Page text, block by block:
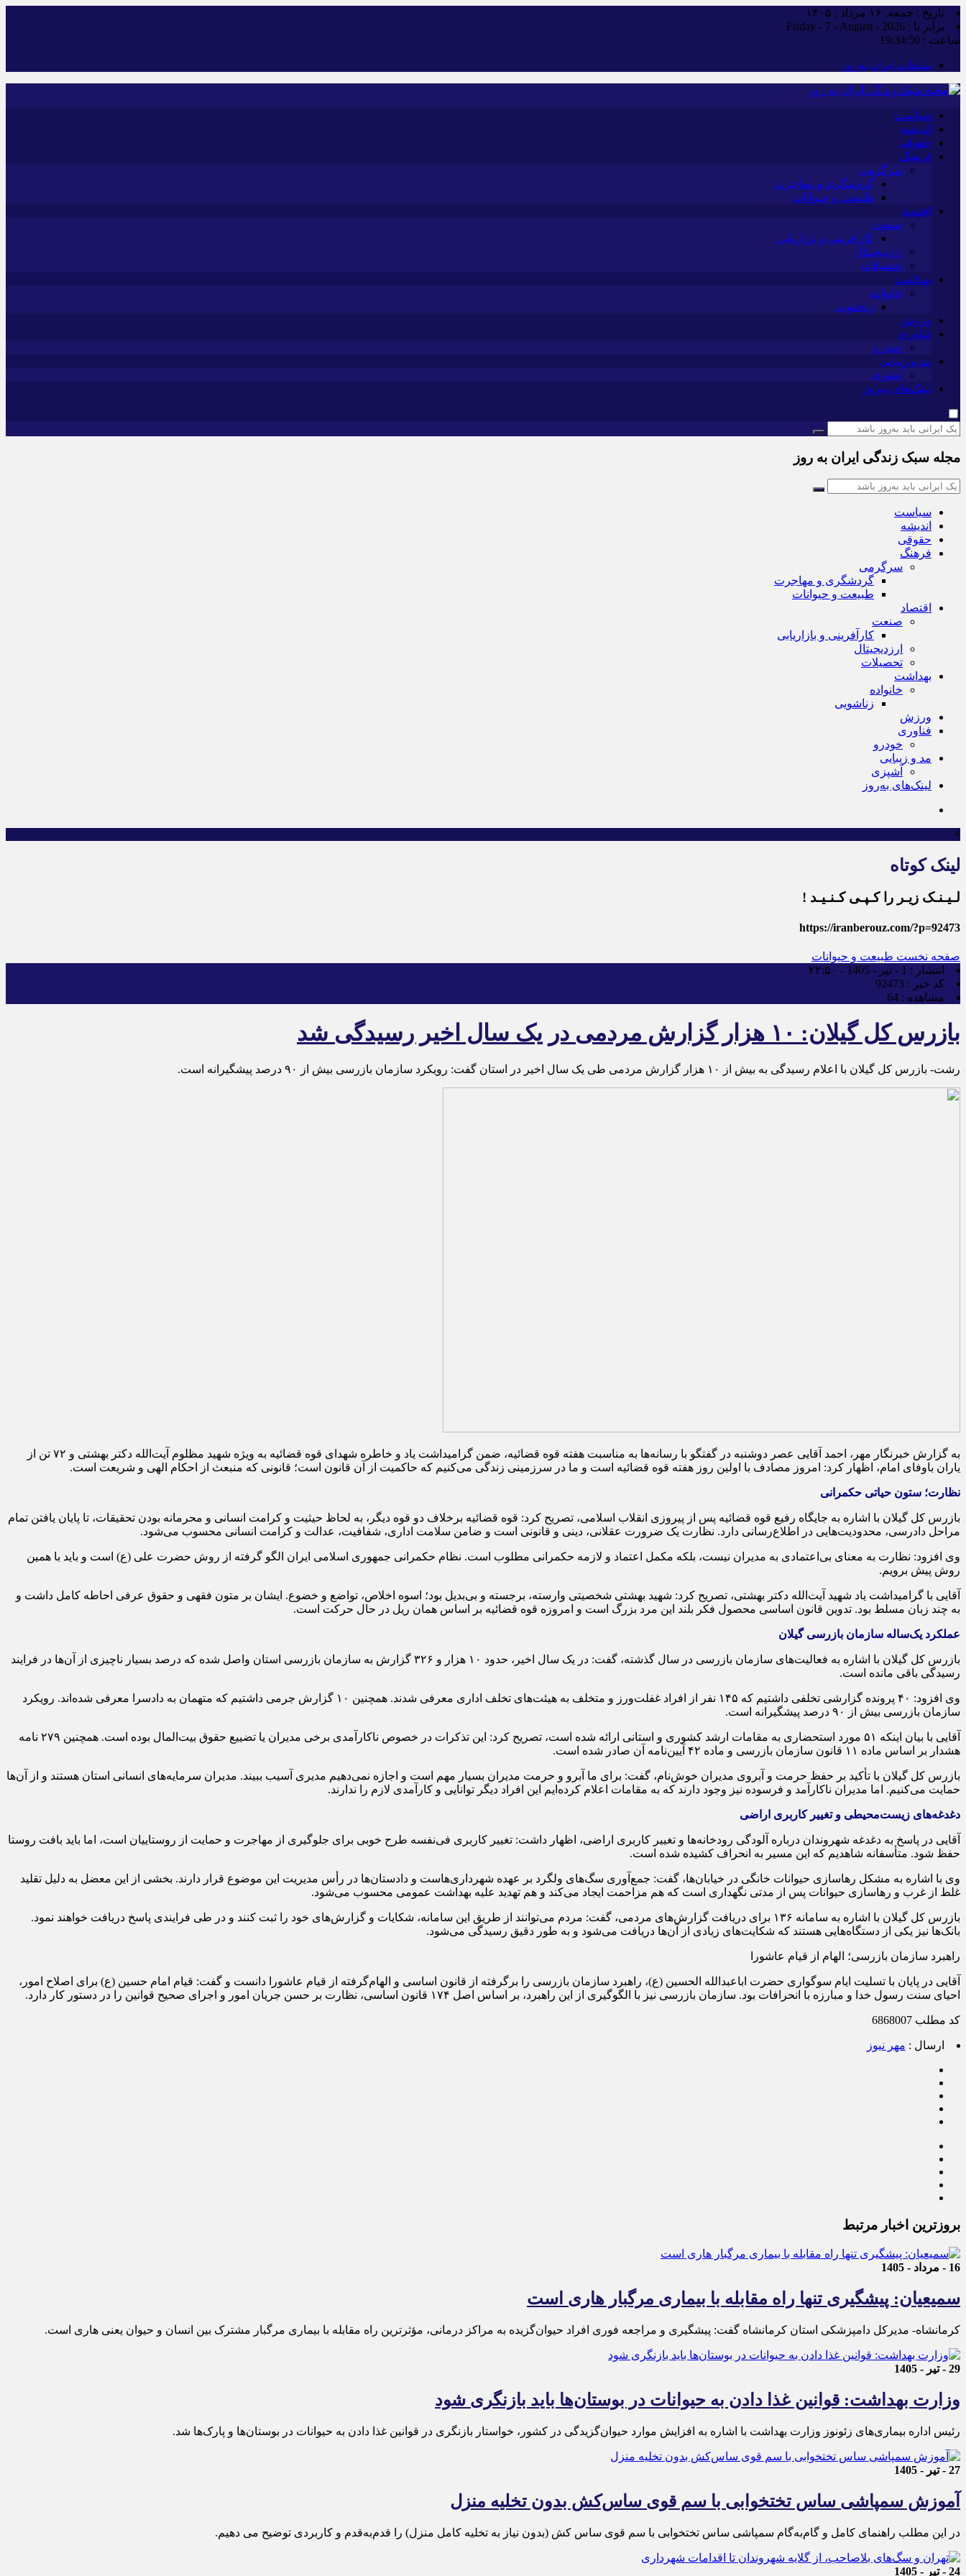
تاریخ : جمعه, ۱۶ مرداد , ۱۴۰۵
برابر با : Friday - 7 - August - 2026
ساعت : 19:34:51
تبلیغات ایران به‌روز
سیاست
اندیشه
حقوقی
فرهنگ
سرگرمی
گردشگری و مهاجرت
طبیعت و حیوانات
اقتصاد
صنعت
کارآفرینی و بازاریابی
ارزدیجیتال
تحصیلات
بهداشت
خانواده
زناشویی
ورزش
فناوری
خودرو
مد و زیبایی
آشپزی
لینک‌های به‌روز
مجله سبک زندگی ایران به روز
سیاست
اندیشه
حقوقی
فرهنگ
سرگرمی
گردشگری و مهاجرت
طبیعت و حیوانات
اقتصاد
صنعت
کارآفرینی و بازاریابی
ارزدیجیتال
تحصیلات
بهداشت
خانواده
زناشویی
ورزش
فناوری
خودرو
مد و زیبایی
آشپزی
لینک‌های به‌روز
×
لینک کوتاه
لـیـنـک زیـر را کـپـی کـنـیـد !
https://iranberouz.com/?p=92473
صفحه نخست طبیعت و حیوانات
انتشار : 1 - تیر - 1405 - ۲۲:۵۰
کد خبر : 92473
مشاهده : 64
بازرس کل گیلان: ۱۰ هزار گزارش مردمی در یک سال اخیر رسیدگی شد
رشت- بازرس کل گیلان با اعلام رسیدگی به بیش از ۱۰ هزار گزارش مردمی طی یک سال اخیر در استان گفت: رویکرد سازمان بازرسی بیش از ۹۰ درصد پیشگیرانه است.
به گزارش خبرنگار مهر، احمد آقایی عصر دوشنبه در گفتگو با رسانه‌ها به مناسبت هفته قوه قضائیه، ضمن گرامیداشت یاد و خاطره شهدای قوه قضائیه به ویژه شهید مظلوم آیت‌الله دکتر بهشتی و ۷۲ تن از
یاران باوفای امام، اظهار کرد: امروز مصادف با اولین روز هفته قوه قضائیه است و ما در سرزمینی زندگی می‌کنیم که حاکمیت از آن قانون است؛ قانونی که منبعث از احکام الهی و شریعت است.
نظارت؛ ستون حیاتی حکمرانی
بازرس کل گیلان با اشاره به جایگاه رفیع قوه قضائیه پس از پیروزی انقلاب اسلامی، تصریح کرد: قوه قضائیه برخلاف دو قوه دیگر، به لحاظ حیثیت و کرامت انسانی و محرمانه بودن تحقیقات، تا پایان یافتن تمام
مراحل دادرسی، محدودیت‌هایی در اطلاع‌رسانی دارد. نظارت یک ضرورت عقلانی، دینی و قانونی است و ضامن سلامت اداری، شفافیت، عدالت و کرامت انسانی محسوب می‌شود.
وی افزود: نظارت به معنای بی‌اعتمادی به مدیران نیست، بلکه مکمل اعتماد و لازمه حکمرانی مطلوب است. نظام حکمرانی جمهوری اسلامی ایران الگو گرفته از روش حضرت علی (ع) است و باید با همین
روش پیش برویم.
آقایی با گرامیداشت یاد شهید آیت‌الله دکتر بهشتی، تصریح کرد: شهید بهشتی شخصیتی وارسته، برجسته و بی‌بدیل بود؛ اسوه اخلاص، تواضع و خضوع. ایشان بر متون فقهی و حقوق عرفی احاطه کامل داشت و
به چند زبان مسلط بود. تدوین قانون اساسی محصول فکر بلند این مرد بزرگ است و امروزه قوه قضائیه بر اساس همان ریل در حال حرکت است.
عملکرد یک‌ساله سازمان بازرسی گیلان
بازرس کل گیلان با اشاره به فعالیت‌های سازمان بازرسی در سال گذشته، گفت: در یک سال اخیر، حدود ۱۰ هزار و ۳۲۶ گزارش به سازمان بازرسی استان واصل شده که درصد بسیار ناچیزی از آن‌ها در فرایند
رسیدگی باقی مانده است.
وی افزود: ۴۰ پرونده گزارشی تخلفی داشتیم که ۱۴۵ نفر از افراد غفلت‌ورز و متخلف به هیئت‌های تخلف اداری معرفی شدند. همچنین ۱۰ گزارش جرمی داشتیم که متهمان به دادسرا معرفی شده‌اند. رویکرد
سازمان بازرسی بیش از ۹۰ درصد پیشگیرانه است.
آقایی با بیان اینکه ۵۱ مورد استحضاری به مقامات ارشد کشوری و استانی ارائه شده است، تصریح کرد: این تذکرات در خصوص ناکارآمدی برخی مدیران یا تضییع حقوق بیت‌المال بوده است. همچنین ۲۷۹ نامه
هشدار بر اساس ماده ۱۱ قانون سازمان بازرسی و ماده ۴۲ آیین‌نامه آن صادر شده است.
بازرس کل گیلان با تأکید بر حفظ حرمت و آبروی مدیران خوش‌نام، گفت: برای ما آبرو و حرمت مدیران بسیار مهم است و اجازه نمی‌دهیم مدیری آسیب ببیند. مدیران سرمایه‌های انسانی استان هستند و از آن‌ها
حمایت می‌کنیم. اما مدیران ناکارآمد و فرسوده نیز وجود دارند که به مقامات اعلام کرده‌ایم این افراد دیگر توانایی و کارآمدی لازم را ندارند.
دغدغه‌های زیست‌محیطی و تغییر کاربری اراضی
آقایی در پاسخ به دغدغه شهروندان درباره آلودگی رودخانه‌ها و تغییر کاربری اراضی، اظهار داشت: تغییر کاربری فی‌نفسه طرح خوبی برای جلوگیری از مهاجرت و حمایت از روستاییان است، اما باید بافت روستا
حفظ شود. متأسفانه شاهدیم که این مسیر به انحراف کشیده شده است.
وی با اشاره به مشکل رهاسازی حیوانات خانگی در خیابان‌ها، گفت: جمع‌آوری سگ‌های ولگرد بر عهده شهرداری‌هاست و دادستان‌ها در رأس مدیریت این موضوع قرار دارند. بخشی از این معضل به دلیل تقلید
غلط از غرب و رهاسازی حیوانات پس از مدتی نگهداری است که هم مزاحمت ایجاد می‌کند و هم تهدید علیه بهداشت عمومی محسوب می‌شود.
بازرس کل گیلان با اشاره به سامانه ۱۳۶ برای دریافت گزارش‌های مردمی، گفت: مردم می‌توانند از طریق این سامانه، شکایات و گزارش‌های خود را ثبت کنند و در طی فرایندی پاسخ دریافت خواهند نمود.
بانک‌ها نیز یکی از دستگاه‌هایی هستند که شکایت‌های زیادی از آن‌ها دریافت می‌شود و به طور دقیق رسیدگی می‌شود.
راهبرد سازمان بازرسی؛ الهام از قیام عاشورا
آقایی در پایان با تسلیت ایام سوگواری حضرت اباعبدالله الحسین (ع)، راهبرد سازمان بازرسی را برگرفته از قانون اساسی و الهام‌گرفته از قیام عاشورا دانست و گفت: قیام امام حسین (ع) برای اصلاح امور،
احیای سنت رسول خدا و مبارزه با انحرافات بود. سازمان بازرسی نیز با الگوگیری از این راهبرد، بر اساس اصل ۱۷۴ قانون اساسی، نظارت بر حسن جریان امور و اجرای صحیح قوانین را در دستور کار دارد.
کد مطلب 6868007
ارسال : مهر نیوز
بروزترین اخبار مرتبط
16 - مرداد - 1405
سمیعیان: پیشگیری تنها راه مقابله با بیماری مرگبار هاری است
کرمانشاه- مدیرکل دامپزشکی استان کرمانشاه گفت: پیشگیری و مراجعه فوری افراد حیوان‌گزیده به مراکز درمانی، مؤثرترین راه مقابله با بیماری مرگبار مشترک بین انسان و حیوان یعنی هاری است.
29 - تیر - 1405
وزارت بهداشت: قوانین غذا دادن به حیوانات در بوستان‌ها باید بازنگری شود
رئیس اداره بیماری‌های زئونوز وزارت بهداشت با اشاره به افزایش موارد حیوان‌گزیدگی در کشور، خواستار بازنگری در قوانین غذا دادن به حیوانات در بوستان‌ها و پارک‌ها شد.
27 - تیر - 1405
آموزش سمپاشی ساس تختخوابی با سم قوی ساس‌کش بدون تخلیه منزل
در این مطلب راهنمای کامل و گام‌به‌گام سمپاشی ساس تختخوابی با سم قوی ساس ‌کش (بدون نیاز به تخلیه کامل منزل) را قدم‌به‌قدم و کاربردی توضیح می دهیم.
24 - تیر - 1405